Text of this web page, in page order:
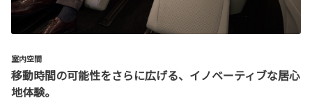
室内空間
移動時間の可能性をさらに広げる、イノベーティブな居心
地体験。